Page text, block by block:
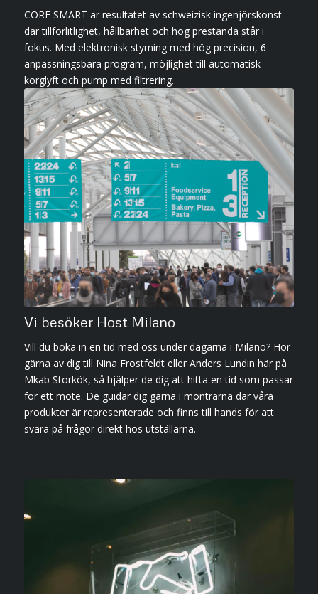
CORE SMART är resultatet av schweizisk ingenjörskonst
där tillförlitlighet, hållbarhet och hög prestanda står i
fokus. Med elektronisk styrning med hög precision, 6
anpassningsbara program, möjlighet till automatisk
korglyft och pump med filtrering.
Vi besöker Host Milano
Vill du boka in en tid med oss under dagarna i Milano? Hör
gärna av dig till Nina Frostfeldt eller Anders Lundin här på
Mkab Storkök, så hjälper de dig att hitta en tid som passar
för ett möte. De guidar dig gärna i montrarna där våra
produkter är representerade och finns till hands för att
svara på frågor direkt hos utställarna.